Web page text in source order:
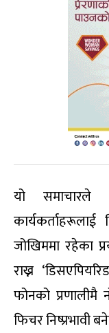
यो समाचारले
कार्यकर्ताहरूलाई
जोखिममा रहेका
राख्न
फोनको प्रणालीमै
फिचर निष्प्रभावी